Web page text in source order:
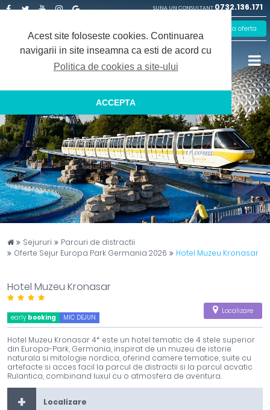
Acest site foloseste cookies. Continuarea
navigarii in site inseamna ca esti de acord cu
Politica de cookies a site-ului
ACCEPTA
Captain Travel
Sejururi
Parcuri de distractii
Oferte Sejur Europa Park Germania 2026
Hotel Muzeu Kronasar
Hotel Muzeu Kronasar
early booking MIC DEJUN
Localizare
Hotel Muzeu Kronasar 4* este un hotel tematic de 4 stele superior
din Europa-Park, Germania, inspirat de un muzeu de istorie
naturala si mitologie nordica, oferind camere tematice, suite cu
artefacte si acces facil la parcul de distractii si la parcul acvatic
Rulantica, combinand luxul cu o atmosfera de aventura.
Localizare
SUNA UN CONSULTANT 0732.136.171
Plus
Solicita oferta